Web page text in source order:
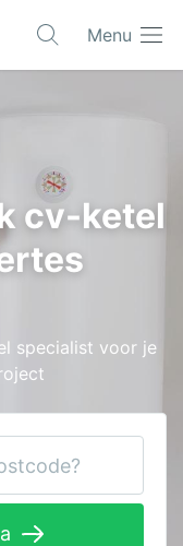
Menu
cv-ketel
specialist voor je